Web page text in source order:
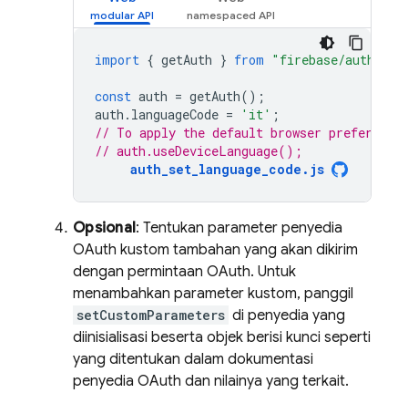
import { getAuth } from "firebase/auth"
const auth = getAuth();
auth . languageCode = 'it' ;
// To apply the default browser
// auth.useDeviceLanguage();
auth_set_language_code.js
Opsional: Tentukan parameter penyedia
OAuth kustom tambahan yang akan dikirim
dengan permintaan OAuth. Untuk
menambahkan parameter kustom, panggil
setCustomParameters di penyedia yang
diinisialisasi beserta objek berisi kunci seperti
yang ditentukan dalam dokumentasi
penyedia OAuth dan nilainya yang terkait.